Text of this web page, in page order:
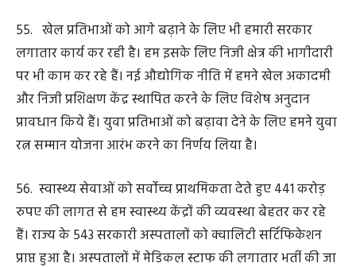
60. हम बोधघाट बहुउद्देशीय परियोजना पर आगे बढ़ रहे हैं। 50
हजार करोड़ रुपए की इस परियोजना के माध्यम से 200 मेगावाट
बिजली के उत्पादन के साथ ही लगभग 7 लाख हेक्टेयर क्षेत्र में
सिंचाई सुविधा का विस्तार होगा। प्रदेश में सिंचाई सुविधाओं के
विस्तार के लिए 9 सिंचाई परियोजनाओं में 522 करोड़ रुपए की
61. हम जनजातीय समाज के उत्थान के लिए अनेक कदम उठा रहे
हैं। तेंदूपत्ता संग्राहकों को दी जाने वाली संग्रहण राशि 4 हजार रुपए
से बढ़ाकर साढ़े 5 हजार रुपए कर दी गई है। इससे साढ़े 12 लाख